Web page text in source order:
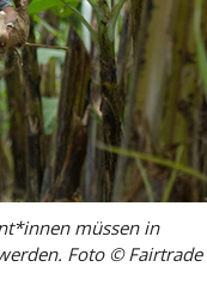
müssen in
Foto © Fairtrade